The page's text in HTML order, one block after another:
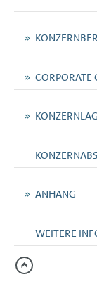
CORPORATE
ANHANG
WEITERE